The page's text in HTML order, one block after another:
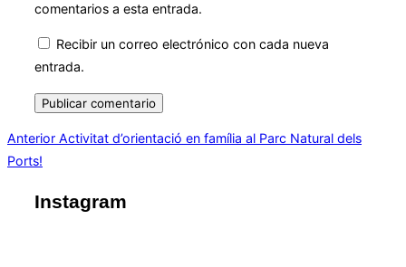
comentarios a esta entrada.
Recibir un correo electrónico con cada nueva
entrada.
Navegación
de
entradas
Anterior
Anterior Activitat d’orientació en família al Parc Natural dels
Ports!
Instagram